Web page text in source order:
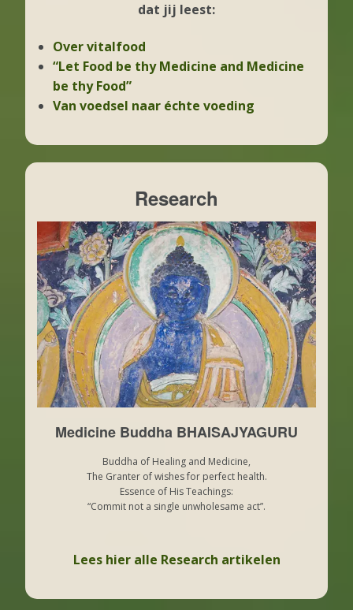
dat jij leest:
Over vitalfood
“Let Food be thy Medicine and Medicine
be thy Food”
Van voedsel naar échte voeding
Research
Medicine Buddha BHAISAJYAGURU
Buddha of Healing and Medicine,
The Granter of wishes for perfect health.
Essence of His Teachings:
“Commit not a single unwholesame act”.
Lees hier alle Research artikelen